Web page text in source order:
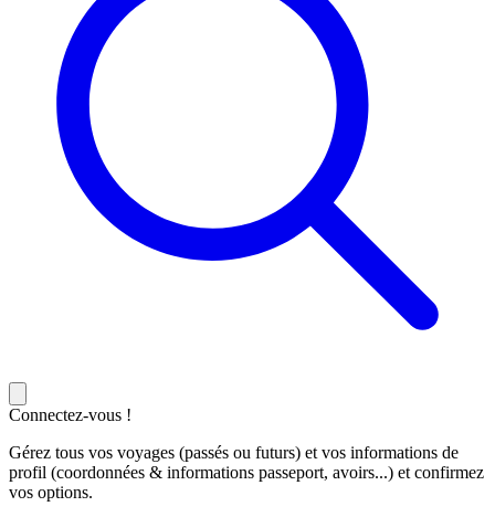
Connectez-vous !
Gérez tous vos voyages (passés ou futurs) et vos informations de
profil (coordonnées & informations passeport, avoirs...) et confirmez
vos options.